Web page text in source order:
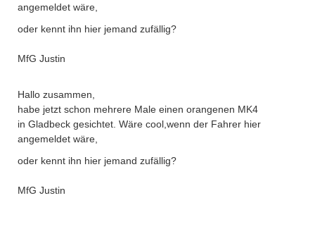
angemeldet wäre,
oder kennt ihn hier jemand zufällig?
MfG Justin
Hallo zusammen,
habe jetzt schon mehrere Male einen orangenen MK4
in Gladbeck gesichtet. Wäre cool,wenn der Fahrer hier
angemeldet wäre,
oder kennt ihn hier jemand zufällig?
MfG Justin